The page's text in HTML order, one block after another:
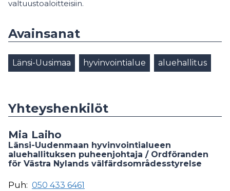
valtuustoaloitteisiin.
Avainsanat
Länsi-Uusimaa hyvinvointialue aluehallitus
Yhteyshenkilöt
Mia Laiho
Länsi-Uudenmaan hyvinvointialueen
aluehallituksen puheenjohtaja / Ordföranden
för Västra Nylands välfärdsområdesstyrelse
Puh: 050 433 6461